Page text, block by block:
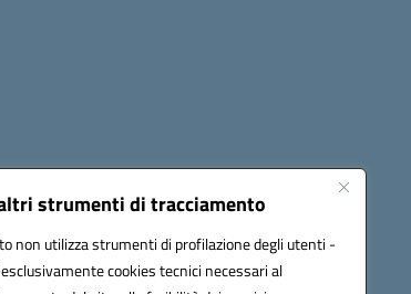
strumenti di tracciamento
non utilizza strumenti di profilazione degli utenti -
cookies tecnici necessari al